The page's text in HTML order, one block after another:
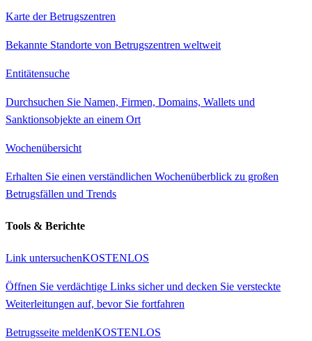
Karte der Betrugszentren
Bekannte Standorte von Betrugszentren weltweit
Entitätensuche
Durchsuchen Sie Namen, Firmen, Domains, Wallets und
Sanktionsobjekte an einem Ort
Wochenübersicht
Erhalten Sie einen verständlichen Wochenüberblick zu großen
Betrugsfällen und Trends
Tools & Berichte
Link untersuchenKOSTENLOS
Öffnen Sie verdächtige Links sicher und decken Sie versteckte
Weiterleitungen auf, bevor Sie fortfahren
Betrugsseite meldenKOSTENLOS